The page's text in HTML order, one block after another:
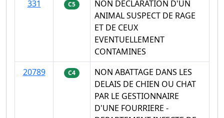
331
C5
NON DECLARATION D'UN
ANIMAL SUSPECT DE RAGE
ET DE CEUX
EVENTUELLEMENT
CONTAMINES
20789
C4
NON ABATTAGE DANS LES
DELAIS DE CHIEN OU CHAT
PAR LE GESTIONNAIRE
D'UNE FOURRIERE -